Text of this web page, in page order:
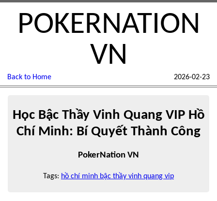
POKERNATION
VN
Back to Home 2026-02-23
Học Bậc Thầy Vinh Quang VIP Hồ
Chí Minh: Bí Quyết Thành Công
PokerNation VN
Tags: hồ chí minh bậc thầy vinh quang vip